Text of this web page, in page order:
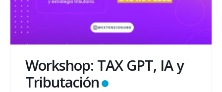
Workshop: TAX GPT, IA y
Tributación